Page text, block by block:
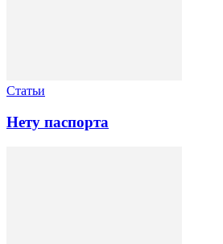
Статьи
Нету паспорта